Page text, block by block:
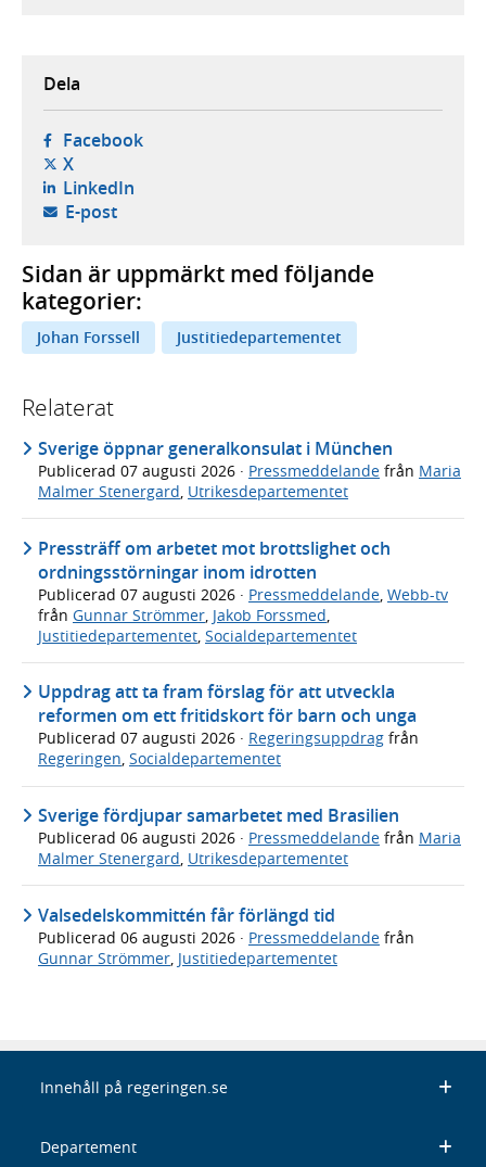
Dela
Facebook- öppnas i ny flik, extern webbplats,
X- öppnas i ny flik, extern webbplats,
LinkedIn- öppnas i ny flik, extern webbplats,
E-post- öppnar din e-postklient,
Sidan är uppmärkt med följande
kategorier:
Johan Forssell Justitiedepartementet
Relaterat
Sverige öppnar generalkonsulat i München
Publicerad 07 augusti 2026 · Pressmeddelande från Maria
Malmer Stenergard, Utrikesdepartementet
Pressträff om arbetet mot brottslighet och
ordningsstörningar inom idrotten
Publicerad 07 augusti 2026 · Pressmeddelande Webb-tv
från Gunnar Strömmer Jakob Forssmed
Justitiedepartementet Socialdepartementet
Uppdrag att ta fram förslag för att utveckla
reformen om ett fritidskort för barn och unga
Publicerad 07 augusti 2026 · Regeringsuppdrag från
Regeringen, Socialdepartementet
Sverige fördjupar samarbetet med Brasilien
Publicerad 06 augusti 2026 · Pressmeddelande från Maria
Malmer Stenergard, Utrikesdepartementet
Valsedelskommittén får förlängd tid
Publicerad 06 augusti 2026 · Pressmeddelande från
Gunnar Strömmer Justitiedepartementet
Innehåll på regeringen.se
Departement